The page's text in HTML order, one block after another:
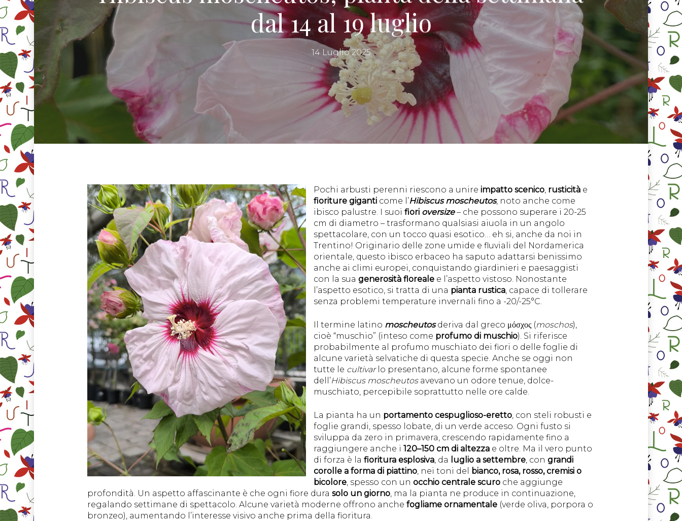
dal 14 al 19 luglio
14 Luglio 2025
Pochi arbusti perenni riescono a unire impatto scenico, rusticità e
fioriture giganti come l’Hibiscus moscheutos, noto anche come
ibisco palustre. I suoi fiori oversize– che possono superare i 20-25
cm di diametro – trasformano qualsiasi aiuola in un angolo
spettacolare, con un tocco quasi esotico… eh si, anche da noi in
Trentino! Originario delle zone umide e fluviali del Nordamerica
orientale, questo ibisco erbaceo ha saputo adattarsi benissimo
anche ai climi europei, conquistando giardinieri e paesaggisti
con la sua generosità floreale e l’aspetto vistoso. Nonostante
l’aspetto esotico, si tratta di una pianta rustica, capace di tollerare
senza problemi temperature invernali fino a -20/-25°C.
Il termine latino moscheutos deriva dal greco μόσχος (moschos),
cioè “muschio” (inteso come profumo di muschio). Si riferisce
probabilmente al profumo muschiato dei fiori o delle foglie di
alcune varietà selvatiche di questa specie. Anche se oggi non
tutte le cultivarlo presentano, alcune forme spontanee
dell’Hibiscus moscheutosavevano un odore tenue, dolce-
muschiato, percepibile soprattutto nelle ore calde.
La pianta ha un portamento cespuglioso-eretto, con steli robusti e
foglie grandi, spesso lobate, di un verde acceso. Ogni fusto si
sviluppa da zero in primavera, crescendo rapidamente fino a
raggiungere anche i 120–150 cm di altezza e oltre. Ma il vero punto
di forza è la fioritura esplosiva, da luglio a settembre, con grandi
corolle a forma di piattino, nei toni del bianco, rosa, rosso, cremisi o
bicolore, spesso con un occhio centrale scuro che aggiunge
profondità. Un aspetto affascinante è che ogni fiore dura solo un giorno, ma la pianta ne produce in continuazione,
regalando settimane di spettacolo. Alcune varietà moderne offrono anche fogliame ornamentale (verde oliva, porpora o
bronzeo), aumentando l’interesse visivo anche prima della fioritura.